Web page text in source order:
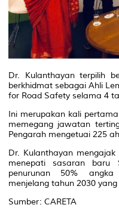
Dr. Kulanthayan terpilih
berkhidmat sebagai Ahli
for Road Safety selama 4
Ini merupakan kali
memegang jawatan
Pengarah mengetuai 225
Dr. Kulanthayan
menepati sasaran baru
penurunan 50%
menjelang tahun 2030
Sumber: CARETA